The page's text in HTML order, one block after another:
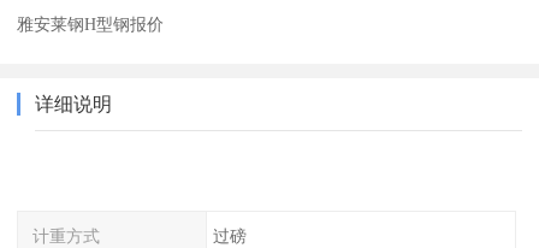
雅安莱钢H型钢报价
详细说明
计重方式 过磅